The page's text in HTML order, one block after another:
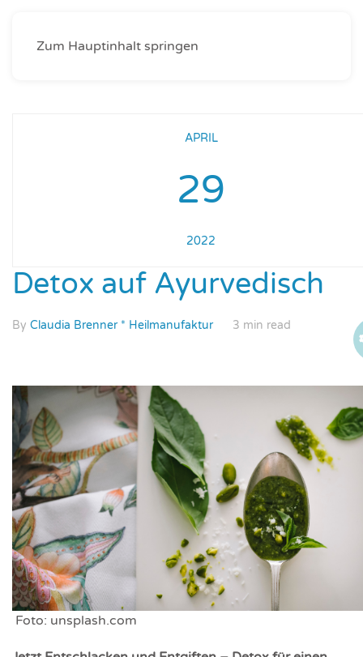
Zum Hauptinhalt springen
APRIL
29
2022
Detox auf Ayurvedisch
By Claudia Brenner * Heilmanufaktur 3 min read
Foto: unsplash.com